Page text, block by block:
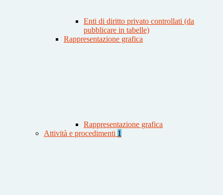
Enti di diritto privato controllati (da
pubblicare in tabelle)
Rappresentazione grafica
Rappresentazione grafica
Attività e procedimenti 1